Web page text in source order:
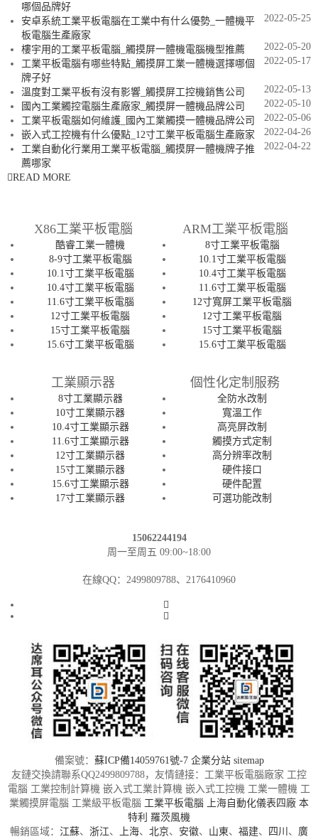
哪個品牌好
2022-05-25
安卓系統工業平板電腦在工業中有什么優勢_一體機平
板電腦生產廠家
2022-05-20
樓宇用的工業平板電腦_觸摸屏一體機電腦機型推薦
2022-05-17
工業平板電腦有哪些特點_觸摸屏工業一體機選擇哪個
牌子好
2022-05-13
溫度對工業平板有沒有影響_觸摸屏工控機銷售公司
2022-05-10
國內工業觸控電腦生產廠家_觸摸屏一體機品牌公司
2022-05-06
工業平板電腦如何維護_國內工業觸摸一體機品牌公司
2022-04-26
嵌入式工控機有什么優點_12寸工業平板電腦生產廠家
2022-04-22
工業自動化行業用工業平板電腦_觸摸屏一體機牌子推
薦哪家
READ MORE
X86工業平板電腦
酷睿工業一體機
8-9寸工業平板電腦
10.1寸工業平板電腦
10.4寸工業平板電腦
11.6寸工業平板電腦
12寸工業平板電腦
15寸工業平板電腦
15.6寸工業平板電腦
ARM工業平板電腦
8寸工業平板電腦
10.1寸工業平板電腦
10.4寸工業平板電腦
11.6寸工業平板電腦
12寸寬屏工業平板電腦
12寸工業平板電腦
15寸工業平板電腦
15.6寸工業平板電腦
工業顯示器
8寸工業顯示器
10寸工業顯示器
10.4寸工業顯示器
11.6寸工業顯示器
12寸工業顯示器
15寸工業顯示器
15.6寸工業顯示器
17寸工業顯示器
個性化定制服務
全防水改制
寬溫工作
高亮屏改制
觸摸方式定制
高分辨率改制
硬件接口
硬件配置
可選功能改制
15062244194
周一至周五 09:00~18:00
在線QQ：2499809788、2176410960
備案號： 蘇ICP備14059761號-7 企業分站 sitemap
友鏈交換請聯系QQ2499809788，友情鏈接：工業平板電腦廠家 工控
電腦 工業控制計算機 嵌入式工業計算機 嵌入式工控機 工業一體機 工
業觸摸屏電腦 工業級平板電腦 工業平板電腦 上海自動化儀表四廠 本
特利 羅茨風機
暢銷區域： 江蘇、 浙江、 上海、 北京、 安徽、 山東、 福建、 四川 、 廣